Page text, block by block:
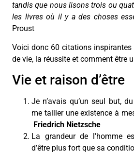
tandis que nous lisons trois ou
les livres où il y a des choses
Proust
Voici donc 60 citations inspirantes
de vie, la réussite et comment être
Vie et raison d’être
Je n’avais qu’un seul but,
me tailler une existence à
Friedrich Nietzsche
La grandeur de l’homme
d’être plus fort que sa